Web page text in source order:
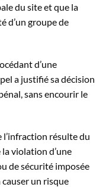
du site et que la
d’un groupe de
d’une
a justifié sa décision
sans encourir le
l’infraction résulte du
violation d’une
de sécurité imposée
un risque